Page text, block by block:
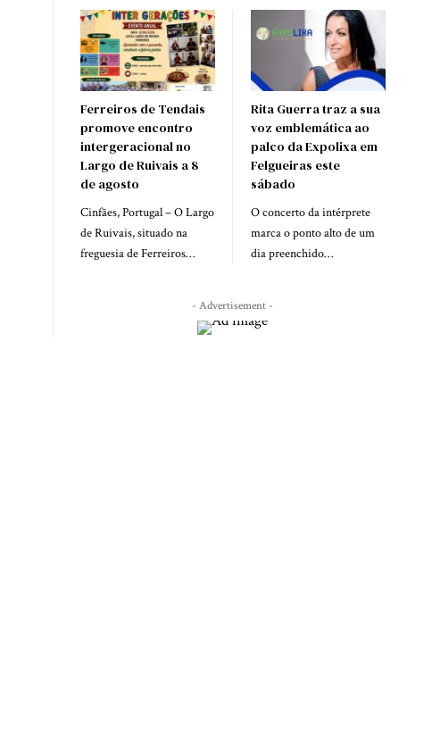
Ferreiros de Tendais
promove encontro
intergeracional no
Largo de Ruivais a 8
de agosto
Cinfães, Portugal – O Largo
de Ruivais, situado na
freguesia de Ferreiros…
Rita Guerra traz a sua
voz emblemática ao
palco da Expolixa em
Felgueiras este
sábado
O concerto da intérprete
marca o ponto alto de um
dia preenchido…
- Advertisement -